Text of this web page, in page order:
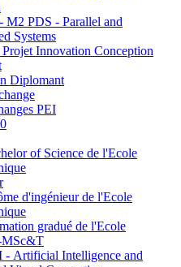
M2 PDS - Parallel and
Systems
Innovation Conception
Diplomant
PEI
of Science de l'Ecole
d'ingénieur de l'Ecole
gradué de l'Ecole
MSc&T
Artificial Intelligence and